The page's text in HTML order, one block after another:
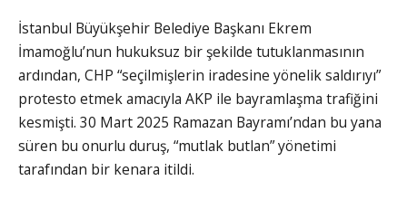
İstanbul Büyükşehir Belediye Başkanı Ekrem
İmamoğlu’nun hukuksuz bir şekilde tutuklanmasının
ardından, CHP “seçilmişlerin iradesine yönelik saldırıyı”
protesto etmek amacıyla AKP ile bayramlaşma trafiğini
kesmişti. 30 Mart 2025 Ramazan Bayramı’ndan bu yana
süren bu onurlu duruş, “mutlak butlan” yönetimi
tarafından bir kenara itildi.